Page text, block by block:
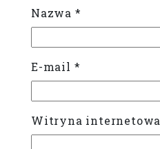
Nazwa *
E-mail *
Witryna internetowa